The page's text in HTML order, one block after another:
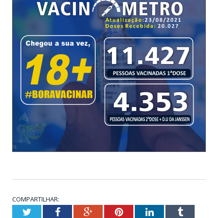
COMPARTILHAR:
TwitterFacebookGoogle+PinterestLinkedInTumblr